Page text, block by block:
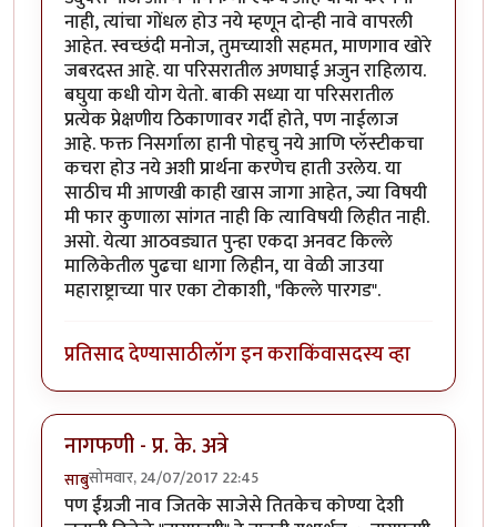
नाही, त्यांचा गोंधल होउ नये म्हणून दोन्ही नावे वापरली
आहेत. स्वच्छंदी मनोज, तुमच्याशी सहमत, माणगाव खोरे
जबरदस्त आहे. या परिसरातील अणघाई अजुन राहिलाय.
बघुया कधी योग येतो. बाकी सध्या या परिसरातील
प्रत्येक प्रेक्षणीय ठिकाणावर गर्दी होते, पण नाईलाज
आहे. फक्त निसर्गाला हानी पोहचु नये आणि प्लॅस्टीकचा
कचरा होउ नये अशी प्रार्थना करणेच हाती उरलेय. या
साठीच मी आणखी काही खास जागा आहेत, ज्या विषयी
मी फार कुणाला सांगत नाही कि त्याविषयी लिहीत नाही.
असो. येत्या आठवड्यात पुन्हा एकदा अनवट किल्ले
मालिकेतील पुढचा धागा लिहीन, या वेळी जाउया
महाराष्ट्राच्या पार एका टोकाशी, "किल्ले पारगड".
प्रतिसाद देण्यासाठीलॉग इन कराकिंवासदस्य व्हा
नागफणी - प्र. के. अत्रे
साबुसोमवार, 24/07/2017 22:45
पण ईंग्रजी नाव जितके साजेसे तितकेच कोण्या देशी